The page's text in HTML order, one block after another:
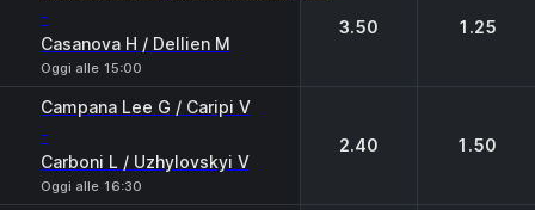
-
Casanova H / Dellien M
Oggi alle 15:00
3.50 1.25
Campana Lee G / Caripi V
-
Carboni L / Uzhylovskyi V
Oggi alle 16:30
2.40 1.50